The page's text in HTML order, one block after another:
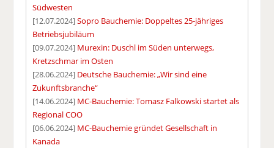
Südwesten
[12.07.2024]Sopro Bauchemie: Doppeltes 25-jähriges
Betriebsjubiläum
[09.07.2024] Murexin: Duschl im Süden unterwegs,
Kretzschmar im Osten
[28.06.2024] Deutsche Bauchemie: „Wir sind eine
Zukunftsbranche“
[14.06.2024] MC-Bauchemie: Tomasz Falkowski startet als
Regional COO
[06.06.2024] MC-Bauchemie gründet Gesellschaft in
Kanada